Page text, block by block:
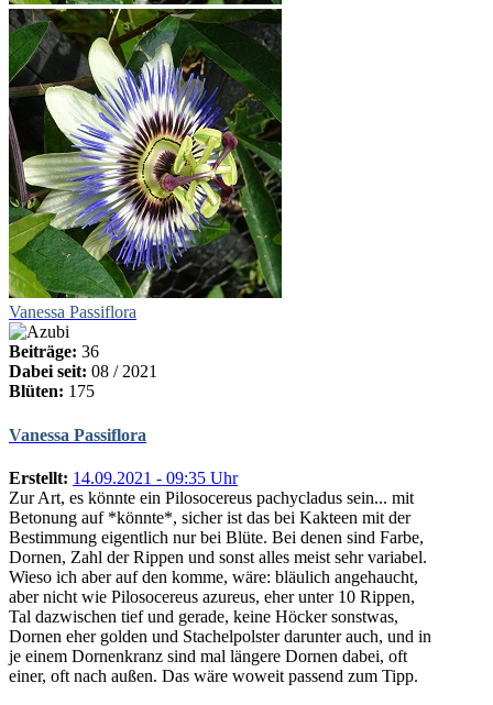
Vanessa Passiflora
Beiträge: 36
Dabei seit: 08 / 2021
Blüten: 175
Vanessa Passiflora
Erstellt: 14.09.2021 - 09:35 Uhr
Zur Art, es könnte ein Pilosocereus pachycladus sein... mit
Betonung auf *könnte*, sicher ist das bei Kakteen mit der
Bestimmung eigentlich nur bei Blüte. Bei denen sind Farbe,
Dornen, Zahl der Rippen und sonst alles meist sehr variabel.
Wieso ich aber auf den komme, wäre: bläulich angehaucht,
aber nicht wie Pilosocereus azureus, eher unter 10 Rippen,
Tal dazwischen tief und gerade, keine Höcker sonstwas,
Dornen eher golden und Stachelpolster darunter auch, und in
je einem Dornenkranz sind mal längere Dornen dabei, oft
einer, oft nach außen. Das wäre woweit passend zum Tipp.